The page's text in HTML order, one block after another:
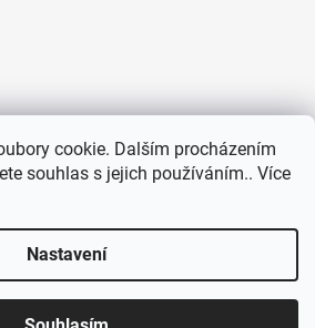
cookie. Dalším procházením
souhlas s jejich používáním.. Více
Nastavení
HLEDAT
/
J&K
Vytvořil Shoptet